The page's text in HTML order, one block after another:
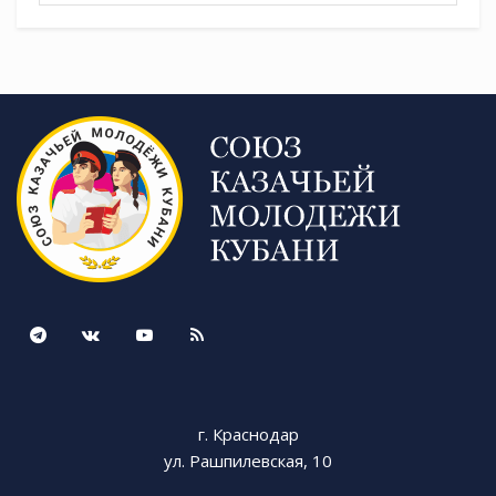
остаются председатель Апшеронского
«Орлята» (четыре человека из которых сейчас
участвуют в ликвидации последствий
наводнения в Туапсинском районе), а также
школа №13 имени А.Д. Знаменского города
Хадыженска, руководит которой директор
Елена Сильверстова.
За труд, вложенный в воспитание
молодежных мероприятиях в рамках работы
Татьяна Разбоева
г. Краснодар
ул. Рашпилевская, 10